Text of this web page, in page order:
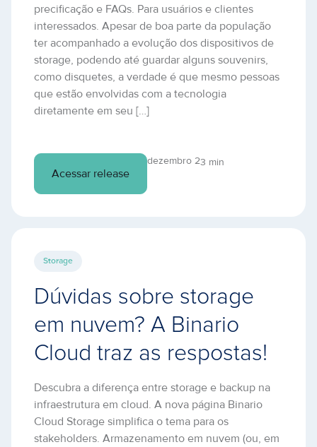
precificação e FAQs. Para usuários e clientes
interessados. Apesar de boa parte da população
ter acompanhado a evolução dos dispositivos de
storage, podendo até guardar alguns souvenirs,
como disquetes, a verdade é que mesmo pessoas
que estão envolvidas com a tecnologia
diretamente em seu […]
Acessar release
dezembro 23 min
Storage
Dúvidas sobre storage
em nuvem? A Binario
Cloud traz as respostas!
Descubra a diferença entre storage e backup na
infraestrutura em cloud. A nova página Binario
Cloud Storage simplifica o tema para os
stakeholders. Armazenamento em nuvem (ou, em